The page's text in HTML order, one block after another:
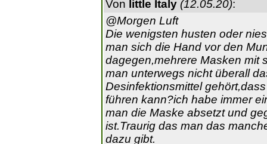
Von little Italy (12.05.20):
@Morgen Luft
Die wenigsten husten oder
man sich die Hand vor den
dagegen,mehrere Masken mit
man unterwegs nicht überall
Desinfektionsmittel
führen kann?ich habe immer
man die Maske absetzt und
ist.Traurig das man das
dazu gibt.